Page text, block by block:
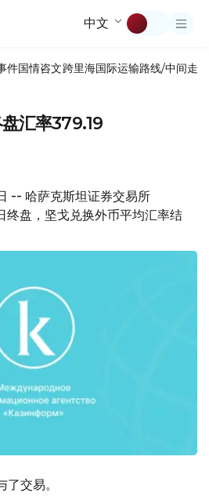
中文
件国情咨文跨里海国际运输路线/中间走廊
汇率379.19
-- 哈萨克斯坦证券交易所
终盘，坚戈兑换外币平均汇率结
交易。